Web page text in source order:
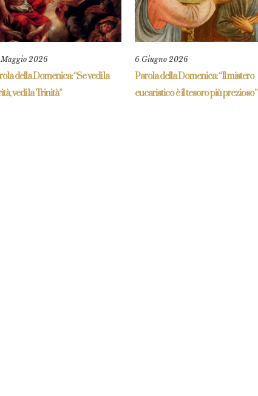
2026
della Domenica: “Se vedi la
vedi la Trinità”
6 Giugno 2026
Parola della Domenica: “Il mistero
eucaristico è il tesoro più prezioso”